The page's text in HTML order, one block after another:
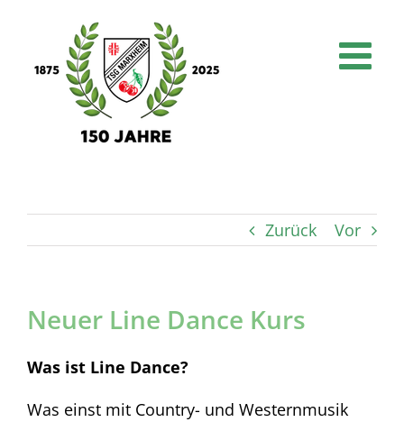
content
Zurück Vor
Neuer Line Dance Kurs
Was ist Line Dance?
Was einst mit Country- und Westernmusik